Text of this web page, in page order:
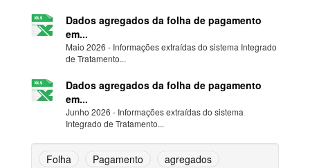
Dados agregados da folha de pagamento
em...
Maio 2026 - Informações extraídas do sistema Integrado
de Tratamento...
Dados agregados da folha de pagamento
em...
Junho 2026 - Informações extraídas do sistema
Integrado de Tratamento...
Folha Pagamento agregados